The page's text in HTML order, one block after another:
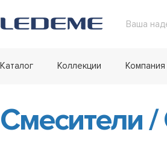
Ваша
Каталог Коллекции Компания
Смесители/